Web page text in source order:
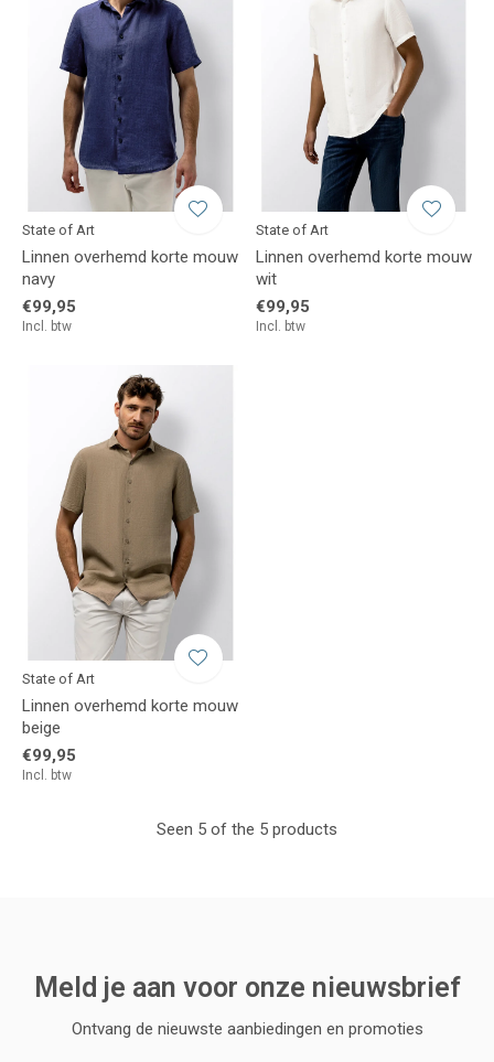
State of Art
Linnen overhemd korte mouw
navy
€99,95
Incl. btw
State of Art
Linnen overhemd korte mouw
wit
€99,95
Incl. btw
State of Art
Linnen overhemd korte mouw
beige
€99,95
Incl. btw
Seen 5 of the 5 products
Meld je aan voor onze nieuwsbrief
Ontvang de nieuwste aanbiedingen en promoties